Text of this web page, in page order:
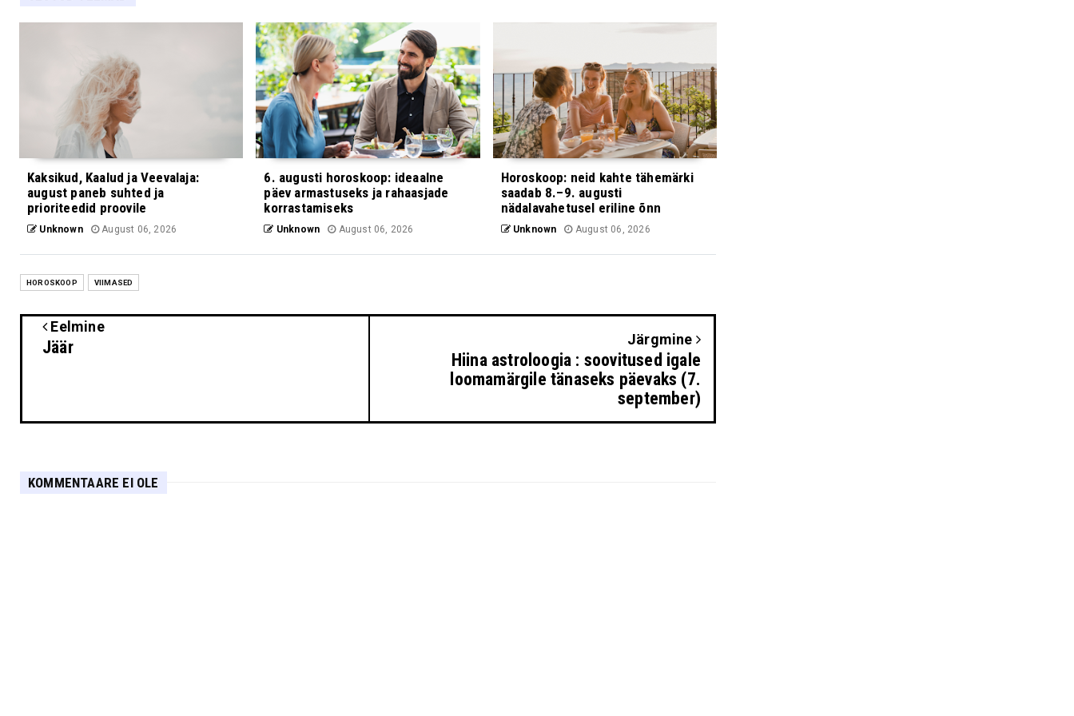
Kaksikud, Kaalud ja Veevalaja:
august paneb suhted ja
prioriteedid proovile
Unknown August 06, 2026
6. augusti horoskoop: ideaalne
päev armastuseks ja rahaasjade
korrastamiseks
Unknown August 06, 2026
Horoskoop: neid kahte tähemärki
saadab 8.–9. augusti
nädalavahetusel eriline õnn
Unknown August 06, 2026
HOROSKOOP VIIMASED
Eelmine
Jäär Järgmine
Hiina astroloogia : soovitused igale
loomamärgile tänaseks päevaks (7.
september)
KOMMENTAARE EI OLE